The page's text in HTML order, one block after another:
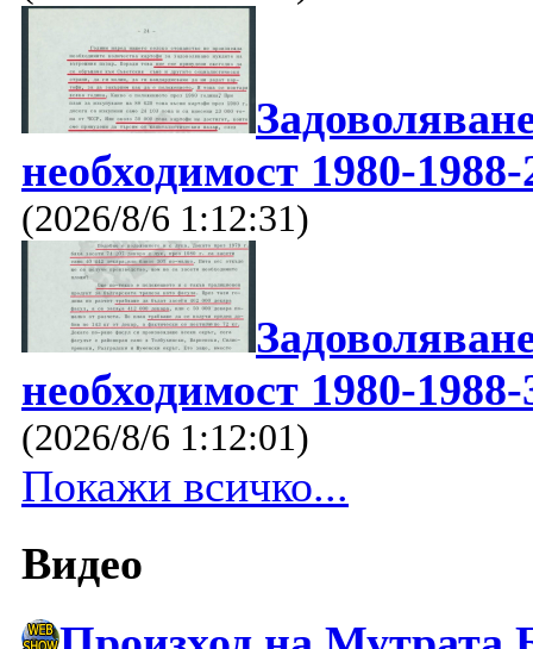
необходимост 1980-1988-
(2026/8/6 1:12:31)
необходимост 1980-1988-
(2026/8/6 1:12:01)
Покажи всичко...
Видео